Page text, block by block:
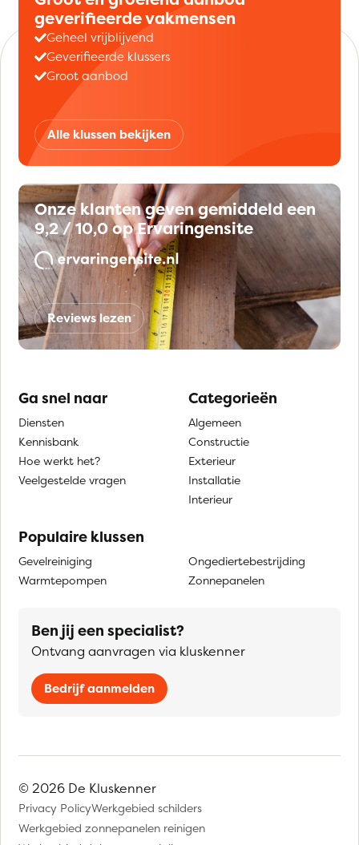
geverifieerde vakmensen
Geheel vrijblijvend
Geverifieerde klussers
Groot aanbod
Alle klussen bekijken
Onze klanten geven gemiddeld een
9,2 / 10,0 op Ervaringensite
Reviews lezen
Ga snel naar
Diensten
Kennisbank
Hoe werkt het?
Veelgestelde vragen
Categorieën
Algemeen
Constructie
Exterieur
Installatie
Interieur
Populaire klussen
Gevelreiniging
Warmtepompen
Ongediertebestrijding
Zonnepanelen
Ben jij een specialist?
Ontvang aanvragen via kluskenner
Bedrijf aanmelden
© 2026 De Kluskenner
Privacy PolicyWerkgebied schilders
Werkgebied zonnepanelen reinigen